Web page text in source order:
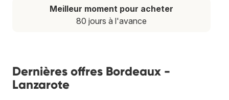
Meilleur moment pour acheter
80 jours à l'avance
Dernières offres Bordeaux -
Lanzarote